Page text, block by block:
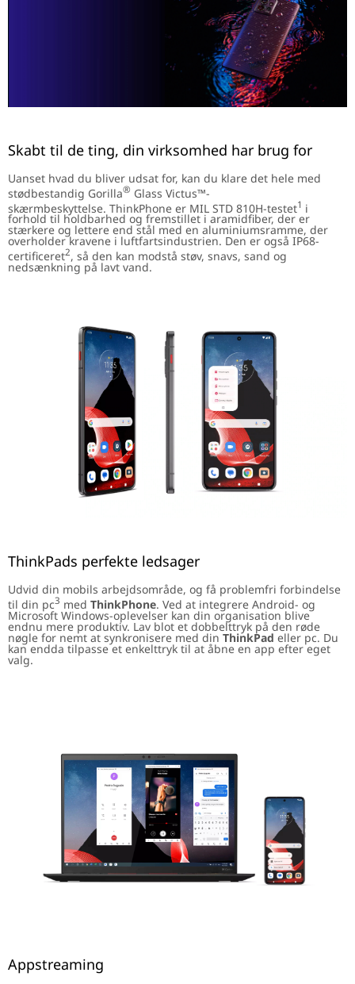
Skabt til de ting, din virksomhed har brug for
Uanset hvad du bliver udsat for, kan du klare det hele med
stødbestandig Gorilla® Glass Victus™-
skærmbeskyttelse. ThinkPhone er MIL STD 810H-testet1 i
forhold til holdbarhed og fremstillet i aramidfiber, der er
stærkere og lettere end stål med en aluminiumsramme, der
overholder kravene i luftfartsindustrien. Den er også IP68-
certificeret2, så den kan modstå støv, snavs, sand og
nedsænkning på lavt vand.
ThinkPads perfekte ledsager
Udvid din mobils arbejdsområde, og få problemfri forbindelse
til din pc3 med ThinkPhone. Ved at integrere Android- og
Microsoft Windows-oplevelser kan din organisation blive
endnu mere produktiv. Lav blot et dobbelttryk på den røde
nøgle for nemt at synkronisere med din ThinkPad eller pc. Du
kan endda tilpasse et enkelttryk til at åbne en app efter eget
valg.
Appstreaming